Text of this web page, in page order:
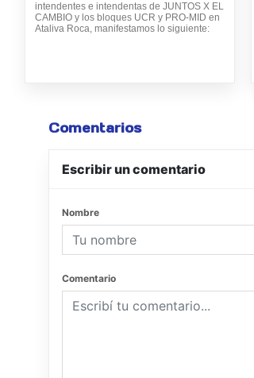
intendentes e intendentas de JUNTOS X EL
CAMBIO y los bloques UCR y PRO-MID en
Ataliva Roca, manifestamos lo siguiente:
Comentarios
Escribir un comentario
Nombre
Comentario